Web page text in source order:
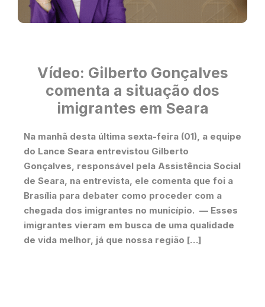
Vídeo: Gilberto Gonçalves
comenta a situação dos
imigrantes em Seara
Na manhã desta última sexta-feira (01), a equipe
do Lance Seara entrevistou Gilberto
Gonçalves, responsável pela Assistência Social
de Seara, na entrevista, ele comenta que foi a
Brasília para debater como proceder com a
chegada dos imigrantes no município. — Esses
imigrantes vieram em busca de uma qualidade
de vida melhor, já que nossa região […]